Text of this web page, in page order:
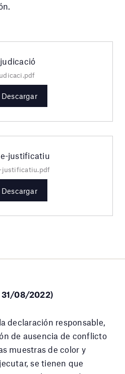
Descargar
justificatiu
justificatiu.pdf
Descargar
31/08/2022)
declaración responsable,
de ausencia de conflicto
muestras de color y
se tienen que